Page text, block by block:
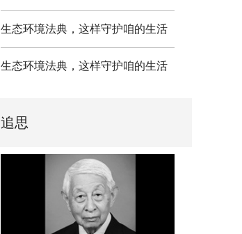
生态环境法典，这样守护咱的生活
生态环境法典，这样守护咱的生活
追思